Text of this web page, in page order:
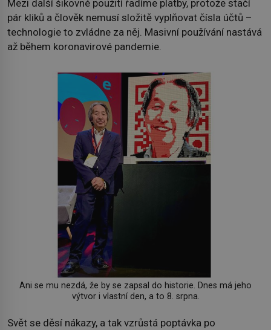
Mezi další šikovné použití řadíme platby, protože stačí
pár kliků a člověk nemusí složitě vyplňovat čísla účtů –
technologie to zvládne za něj. Masivní používání nastává
až během koronavirové pandemie.
Ani se mu nezdá, že by se zapsal do historie. Dnes má jeho
výtvor i vlastní den, a to 8. srpna.
Svět se děsí nákazy, a tak vzrůstá poptávka po